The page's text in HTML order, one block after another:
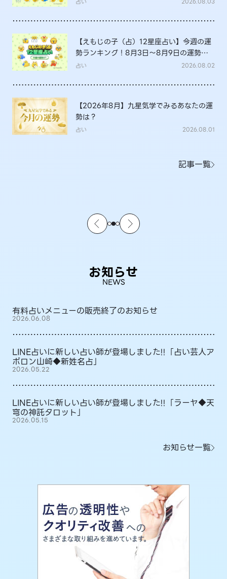
【えもじの子（占）12星座占い】今週の運
勢ランキング！8月3日～8月9日の運勢
は？
占い 2026.08.02
【2026年8月】九星気学でみるあなたの運
勢は？
占い 2026.08.01
記事一覧
お知らせ
NEWS
有料占いメニューの販売終了のお知らせ
2026.06.08
LINE占いに新しい占い師が登場しました!!「占い芸人ア
ポロン山崎◆新姓名占」
2026.05.22
LINE占いに新しい占い師が登場しました!!「ラーヤ◆天
穹の神託タロット」
2026.05.15
お知らせ一覧